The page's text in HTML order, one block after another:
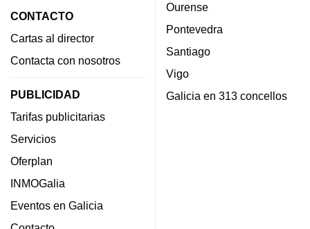
CONTACTO
Cartas al director
Contacta con nosotros
PUBLICIDAD
Tarifas publicitarias
Servicios
Oferplan
INMOGalia
Eventos en Galicia
Ourense
Pontevedra
Santiago
Vigo
Galicia en 313 concellos